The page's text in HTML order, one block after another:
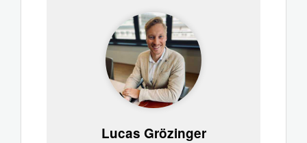
Lucas Grözinger